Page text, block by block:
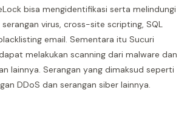
bisa mengidentifikasi serta melindungi
virus, cross-site scripting, SQL
email. Sementara itu Sucuri
melakukan scanning dari malware dan
lainnya. Serangan yang dimaksud seperti
DDoS dan serangan siber lainnya.